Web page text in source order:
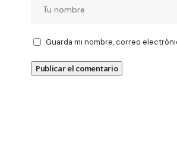
Guarda mi nombre, correo